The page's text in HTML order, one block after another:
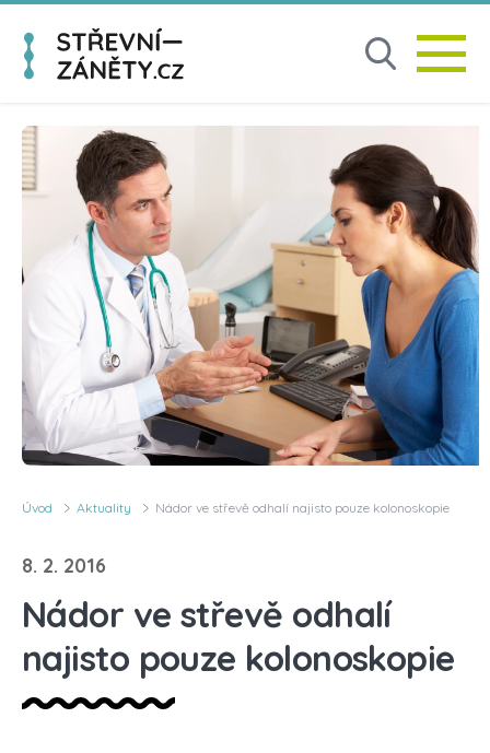
Úvod Aktuality Nádor ve střevě odhalí najisto pouze kolonoskopie
8. 2. 2016
Nádor ve střevě odhalí
najisto pouze kolonoskopie